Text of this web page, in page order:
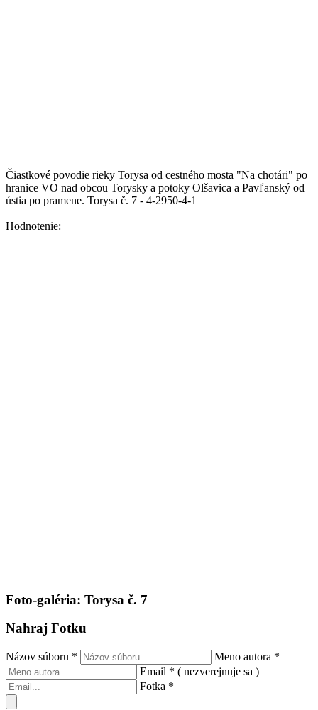
Čiastkové povodie rieky Torysa od cestného mosta "Na chotári" po
hranice VO nad obcou Torysky a potoky Olšavica a Pavľanský od
ústia po pramene. Torysa č. 7 - 4-2950-4-1
Hodnotenie:
Foto-galéria: Torysa č. 7
Nahraj Fotku
Názov súboru * Meno autora *
Email * ( nezverejnuje sa )
Fotka *